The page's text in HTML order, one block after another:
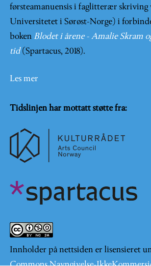
førsteamanuensis i faglitterær skriving
Universitetet i Sørøst-Norge) i
boken Blodet i årene - Amalie Skram
tid (Spartacus, 2018).
Les mer
Tidslinjen har mottatt støtte fra:
Innholder på nettsiden er lisensieret